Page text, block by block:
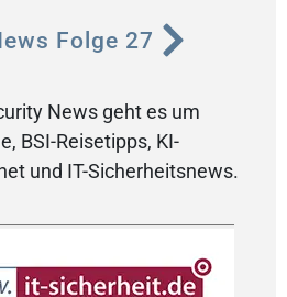
Folge 27
News geht es um
BSI-Reisetipps, KI-
und IT-Sicherheitsnews.